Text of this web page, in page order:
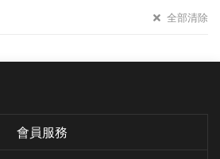
全部清除
會員服務